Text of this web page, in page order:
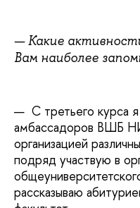
—Какие
Вам наиболее
— С третьего курса
амбассадоров ВШБ
организацией
подряд участвую в
рассказываю